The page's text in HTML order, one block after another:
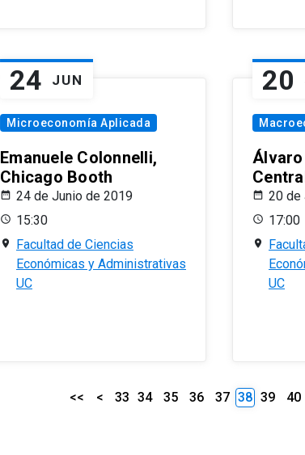
24 JUN
Microeconomía Aplicada
Emanuele Colonnelli,
Chicago Booth
24 de Junio de 2019
15:30
Facultad de Ciencias
Económicas y Administrativas
UC
20
20 de
17:00
UC
<< < 33 34 35 36 37 38 39 40